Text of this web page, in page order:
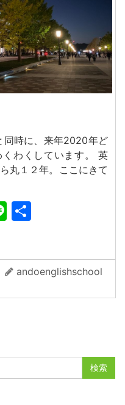
同時に、来年2020年ど
わくしています。 英
丸１２年。ここにきて
Line
andoenglishschool